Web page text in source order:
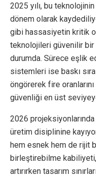
2025 yılı, bu
dönem olarak
gibi hassasiyetin kritik
teknolojileri güvenilir bir
durumda. Sürece eşlik
sistemleri ise baskı
öngörerek fire
güvenliği en üst
2026
üretim disiplinine
hem esnek hem de rijit
birleştirebilme
artırırken tasarım